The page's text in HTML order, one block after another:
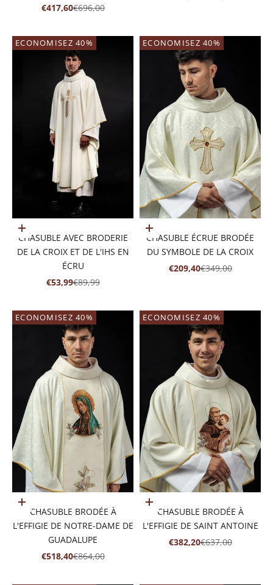
PRIX DE VENTE
€417,60PRIX NORMAL
€696,00
ECONOMISEZ 40%
Ajouter au panier
CHASUBLE AVEC BRODERIE
DE LA CROIX ET DE L'IHS EN
ÉCRU
PRIX DE VENTE
€53,99PRIX NORMAL
€89,99
ECONOMISEZ 40%
Ajouter au panier
CHASUBLE ÉCRUE BRODÉE
DU SYMBOLE DE LA CROIX
PRIX DE VENTE
€209,40PRIX NORMAL
€349,00
ECONOMISEZ 40%
Ajouter au panier
CHASUBLE BRODÉE À
L'EFFIGIE DE NOTRE-DAME DE
GUADALUPE
PRIX DE VENTE
€518,40PRIX NORMAL
€864,00
ECONOMISEZ 40%
Ajouter au panier
CHASUBLE BRODÉE À
L'EFFIGIE DE SAINT ANTOINE
PRIX DE VENTE
€382,20PRIX NORMAL
€637,00